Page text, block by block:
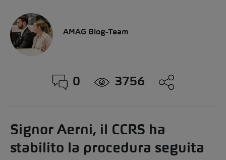
AMAG Blog-Team
0 3756
Signor Aerni, il CCRS ha
stabilito la procedura seguita